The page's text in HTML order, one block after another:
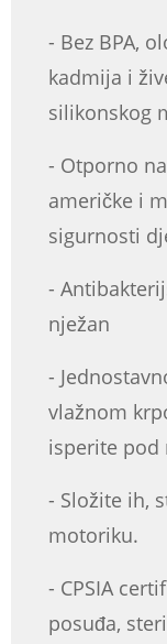
- Bez BPA,
kadmija i
silikonskog
- Otporno
američke i
sigurnosti
-
nježan
-
vlažnom
isperite pod
- Složite ih,
motoriku.
- CPSIA
posuđa,